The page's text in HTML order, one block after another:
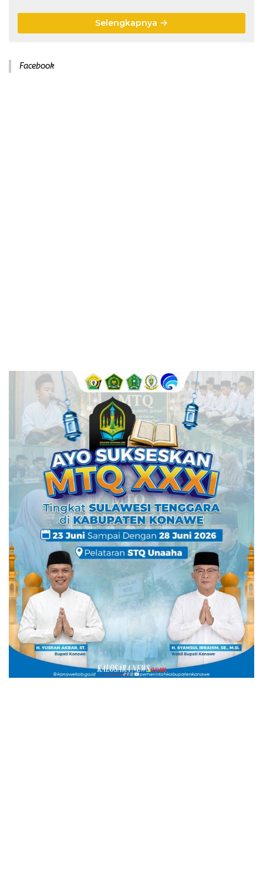
Selengkapnya
Facebook